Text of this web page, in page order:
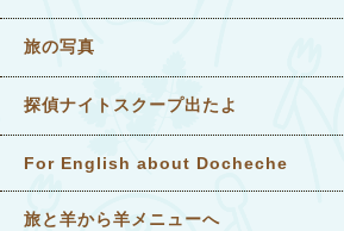
旅の写真
探偵ナイトスクープ出たよ
For English about Docheche
旅と羊から羊メニューへ